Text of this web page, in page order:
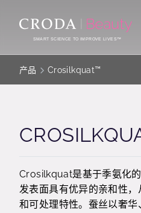
CONTENTSMART SCIENCE TO IMPROVE LIVES™
产品 Crosilkquat™
Crosilkquat是基于季氨化
发表面具有优异的亲和性
和可处理特性。蚕丝以奢